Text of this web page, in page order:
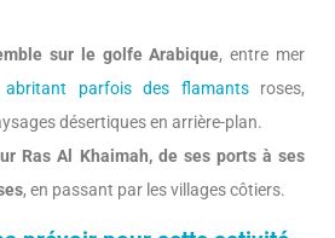
sur le golfe Arabique, entre mer
abritant parfois des flamantsroses,
désertiques en arrière-plan.
Ras Al Khaimah, de ses ports à ses
, en passant par les villages côtiers.